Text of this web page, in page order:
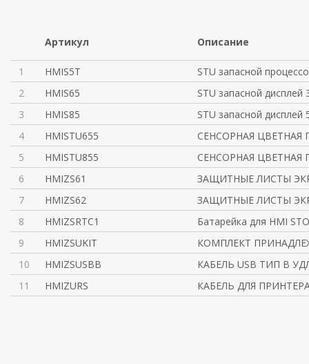
Артикул Описание
1 HMIS5T
STU запасной
2
HMIS65
STU запасной дисплей
3
HMIS85
STU запасной дисплей
4
HMISTU655
СЕНСОРНАЯ ЦВЕТНАЯ
5
HMISTU855
СЕНСОРНАЯ ЦВЕТНАЯ
6
HMIZS61
ЗАЩИТНЫЕ ЛИСТЫ
7
HMIZS62
ЗАЩИТНЫЕ ЛИСТЫ
8
HMIZSRTC1
Батарейка для HMI
9
HMIZSUKIT
КОМПЛЕКТ
10
HMIZSUSBB
КАБЕЛЬ USB ТИП B
11
HMIZURS КАБЕЛЬ ДЛЯ ПРИНТЕРА